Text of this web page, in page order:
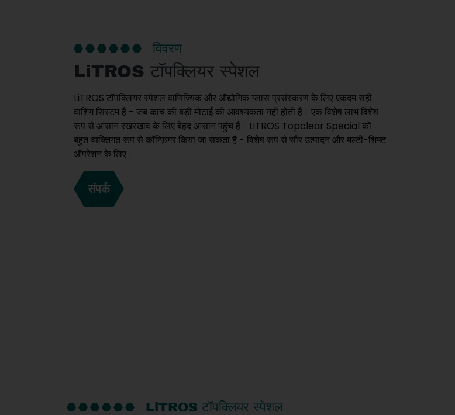
विवरण
LiTROS टॉपक्लियर स्पेशल
LiTROS टॉपक्लियर स्पेशल वाणिज्यिक और औद्योगिक ग्लास प्रसंस्करण के लिए एकदम सही
वाशिंग सिस्टम है - जब कांच की बड़ी मोटाई की आवश्यकता नहीं होती है। एक विशेष लाभ विशेष
रूप से आसान रखरखाव के लिए बेहद आसान पहुंच है। LiTROS Topclear Special को
बहुत व्यक्तिगत रूप से कॉन्फ़िगर किया जा सकता है - विशेष रूप से सौर उत्पादन और मल्टी-शिफ्ट
ऑपरेशन के लिए।
संपर्क
LiTROS टॉपक्लियर स्पेशल